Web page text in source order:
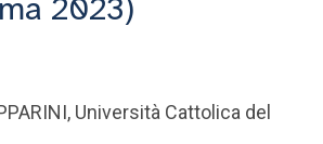
2023)
Università Cattolica del